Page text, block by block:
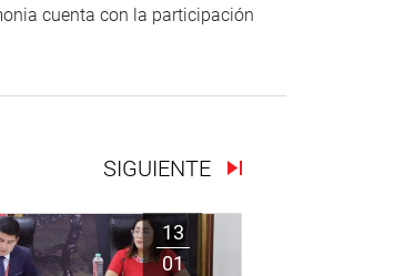
cuenta con la participación
SIGUIENTE
13
01